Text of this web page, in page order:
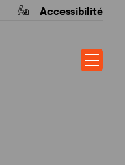
Accessibilité